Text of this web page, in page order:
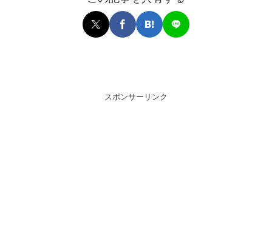
スポンサーリンク